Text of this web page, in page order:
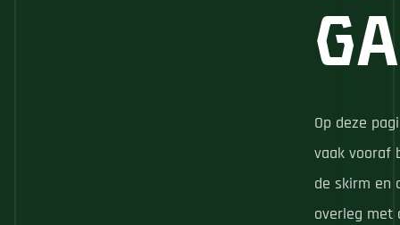
Op deze
vaak vooraf
de skirm en
overleg met